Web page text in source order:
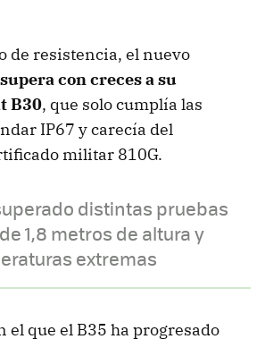
de resistencia, el nuevo
supera con creces a su
B30, que solo cumplía las
IP67 y carecía del
militar 810G.
distintas pruebas
1,8 metros de altura y
extremas
el que el B35 ha progresado